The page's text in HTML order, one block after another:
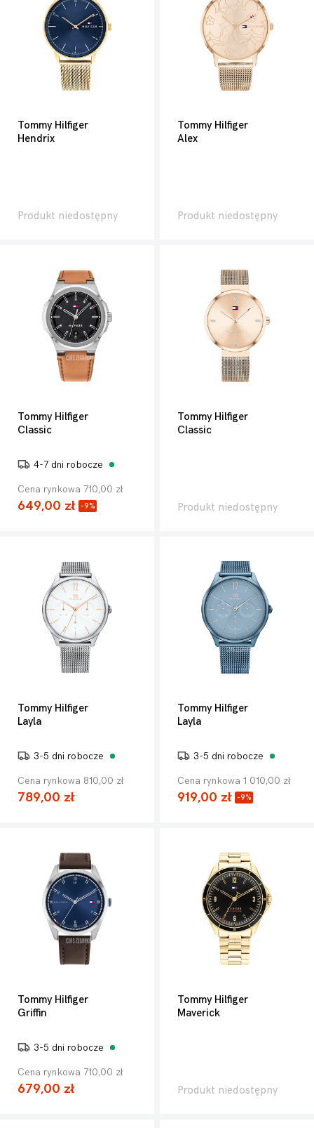
Tommy Hilfiger
Hendrix
Produkt niedostępny
Tommy Hilfiger
Alex
Produkt niedostępny
Tommy Hilfiger
Classic
4-7 dni robocze
Cena rynkowa 710,00 zł
649,00 zł -9%
Tommy Hilfiger
Classic
Produkt niedostępny
Tommy Hilfiger
Layla
3-5 dni robocze
Cena rynkowa 810,00 zł
789,00 zł
Tommy Hilfiger
Layla
3-5 dni robocze
Cena rynkowa 1 010,00 zł
919,00 zł -9%
Tommy Hilfiger
Griffin
3-5 dni robocze
Cena rynkowa 710,00 zł
679,00 zł
Tommy Hilfiger
Maverick
Produkt niedostępny